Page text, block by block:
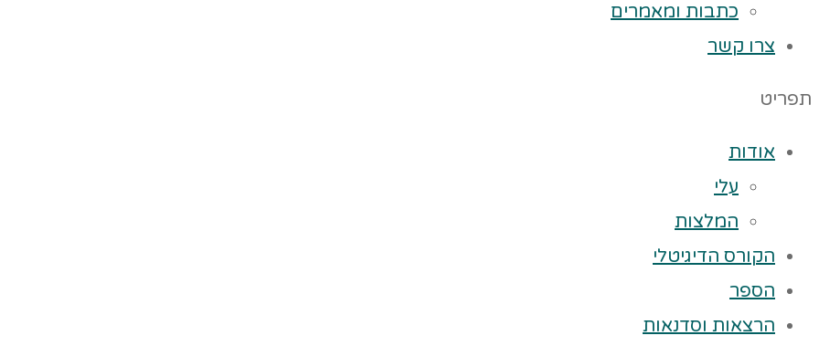
כתבות ומאמרים
צרו קשר
תפריט
אודות
עלי
המלצות
הקורס הדיגיטלי
הספר
הרצאות וסדנאות